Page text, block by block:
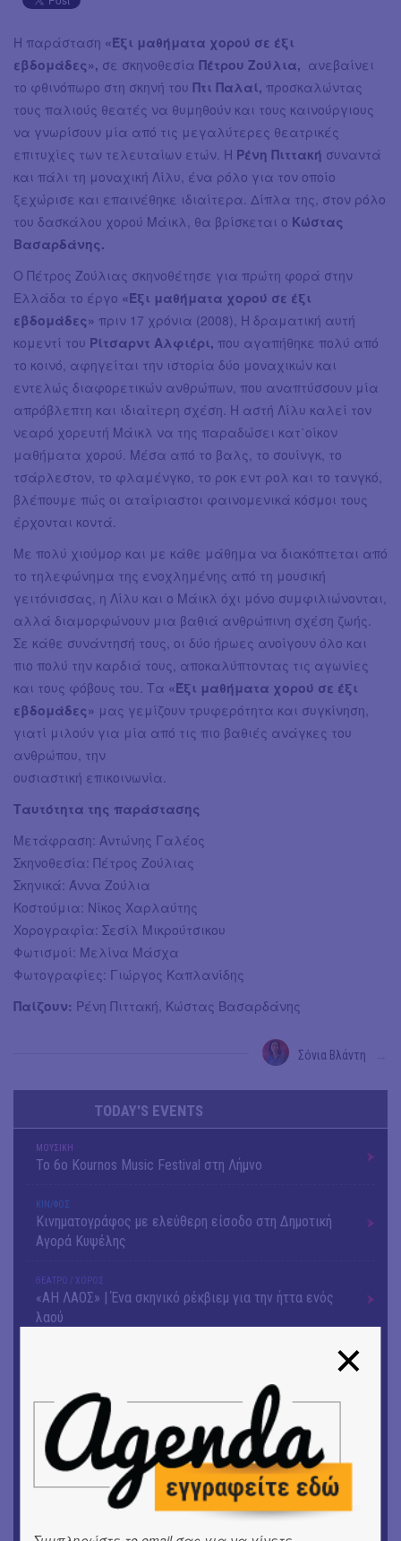
Η παράσταση «Έξι μαθήματα χορού σε έξι
εβδομάδες», σε σκηνοθεσία Πέτρου Ζούλια, ανεβαίνει
το φθινόπωρο στη σκηνή του Πτι Παλαί, προσκαλώντας
τους παλιούς θεατές να θυμηθούν και τους καινούργιους
να γνωρίσουν μία από τις μεγαλύτερες θεατρικές
επιτυχίες των τελευταίων ετών. Η Ρένη Πιττακή συναντά
και πάλι τη μοναχική Λίλυ, ένα ρόλο για τον οποίο
ξεχώρισε και επαινέθηκε ιδιαίτερα. Δίπλα της, στον ρόλο
του δασκάλου χορού Μάικλ, θα βρίσκεται ο Κώστας
Βασαρδάνης.
Ο Πέτρος Ζούλιας σκηνοθέτησε για πρώτη φορά στην
Ελλάδα το έργο «Έξι μαθήματα χορού σε έξι
εβδομάδες» πριν 17 χρόνια (2008), Η δραματική αυτή
κομεντί του Ρίτσαρντ Αλφιέρι, που αγαπήθηκε πολύ από
το κοινό, αφηγείται την ιστορία δύο μοναχικών και
εντελώς διαφορετικών ανθρώπων, που αναπτύσσουν μία
απρόβλεπτη και ιδιαίτερη σχέση. Η αστή Λίλυ καλεί τον
νεαρό χορευτή Μάικλ να της παραδώσει κατ΄οίκον
μαθήματα χορού. Μέσα από το βαλς, το σουίνγκ, το
τσάρλεστον, το φλαμένγκο, το ροκ εντ ρολ και το τανγκό,
βλέπουμε πώς οι αταίριαστοι φαινομενικά κόσμοι τους
έρχονται κοντά.
Με πολύ χιούμορ και με κάθε μάθημα να διακόπτεται από
το τηλεφώνημα της ενοχλημένης από τη μουσική
γειτόνισσας, η Λίλυ και ο Μάικλ όχι μόνο συμφιλιώνονται,
αλλά διαμορφώνουν μια βαθιά ανθρώπινη σχέση ζωής.
Σε κάθε συνάντησή τους, οι δύο ήρωες ανοίγουν όλο και
πιο πολύ την καρδιά τους, αποκαλύπτοντας τις αγωνίες
και τους φόβους του. Τα «Έξι μαθήματα χορού σε έξι
εβδομάδες» μας γεμίζουν τρυφερότητα και συγκίνηση,
γιατί μιλούν για μία από τις πιο βαθιές ανάγκες του
ανθρώπου, την
ουσιαστική επικοινωνία.
Ταυτότητα της παράστασης
Μετάφραση: Αντώνης Γαλέος
Σκηνοθεσία: Πέτρος Ζούλιας
Σκηνικά: Άννα Ζούλια
Κοστούμια: Νίκος Χαρλαύτης
Χορογραφία: Σεσίλ Μικρούτσικου
Φωτισμοί: Μελίνα Μάσχα
Φωτογραφίες: Γιώργος Καπλανίδης
Παίζουν: Ρένη Πιττακή, Κώστας Βασαρδάνης
Σόνια Βλάντη
TODAY'S EVENTS
ΜΟΥΣΙΚΗ
Το 6ο Kournos Music Festival στη Λήμνο
ΚΙΝ/ΦΟΣ
Κινηματογράφος με ελεύθερη είσοδο στη Δημοτική
Αγορά Κυψέλης
ΘΕΑΤΡΟ / ΧΟΡΟΣ
«ΑΗ ΛΑΟΣ» | Ένα σκηνικό ρέκβιεμ για την ήττα ενός
λαού
ΕΙΚΑΣΤΙΚΑ
Αργύρης Ραλλιάς | Λιτανεία
ΕΙΚΑΣΤΙΚΑ
Θανάσης Λάλας-Κώστας Τσόκλης - Συνομιλώντας με
εικόνες και λέξεις